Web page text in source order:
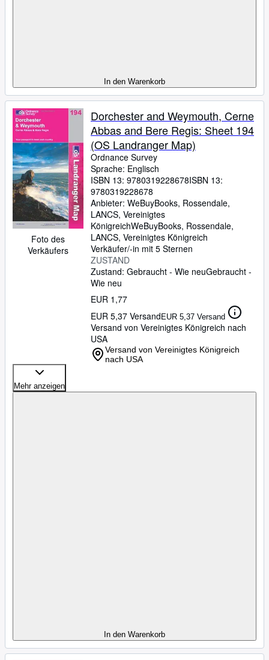
In den Warenkorb
Foto des
Verkäufers
Dorchester and Weymouth, Cerne
Abbas and Bere Regis: Sheet 194
(OS Landranger Map)
Ordnance Survey
Sprache: Englisch
ISBN 13: 9780319228678ISBN 13:
9780319228678
Anbieter: WeBuyBooks, Rossendale,
LANCS, Vereinigtes
KönigreichWeBuyBooks, Rossendale,
LANCS, Vereinigtes Königreich
Verkäufer/-in mit 5 Sternen
ZUSTAND
Zustand: Gebraucht - Wie neuGebraucht -
Wie neu
EUR 1,77
EUR 5,37 VersandEUR 5,37 Versand
Versand von Vereinigtes Königreich nach
USA
Versand von Vereinigtes Königreich
nach USA
Mehr anzeigen
In den Warenkorb